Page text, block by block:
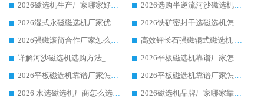
2026磁选机生产厂家哪家好?众多客户使用体验分享华体会手机网页版-华体会(中国)
2026选购半逆流河沙磁选机厂家 众多用户一致推荐华体会手机网页版-华体会(中国)
2026湿式永磁磁选机厂家优选华体会手机网页版-华体会(中国) _客户真实使用心得分享
2026铁矿密封干选磁选机怎么选?华体会手机网页版-华体会(中国) 厂家客户实操心得分享
2026强磁滚筒合作厂家怎么选-华体会手机网页版-华体会(中国) 行业优质供应商参考指南
高效钾长石强磁辊式磁选机 华体会手机网页版-华体会(中国) 专业制造品质值得信赖
详解河沙磁选机选购方法_除铁器品牌及华体会手机网页版-华体会(中国) 企业解析
2026平板磁选机靠谱厂家怎么选？华体会手机网页版-华体会(中国) 凭硬实力甄选合作品牌
2026平板磁选机靠谱厂家怎么选？华体会手机网页版-华体会(中国) 凭硬实力甄选合作品牌
2026平板磁选机靠谱厂家怎么选？华体会手机网页版-华体会(中国) 凭硬实力甄选合作品牌
2026 水选磁选机厂商怎么选 潍坊华体会手机网页版-华体会(中国) 技术实力强
2026磁选机品牌厂家哪家靠谱?行业优选华体会手机网页版-华体会(中国) 实力出众